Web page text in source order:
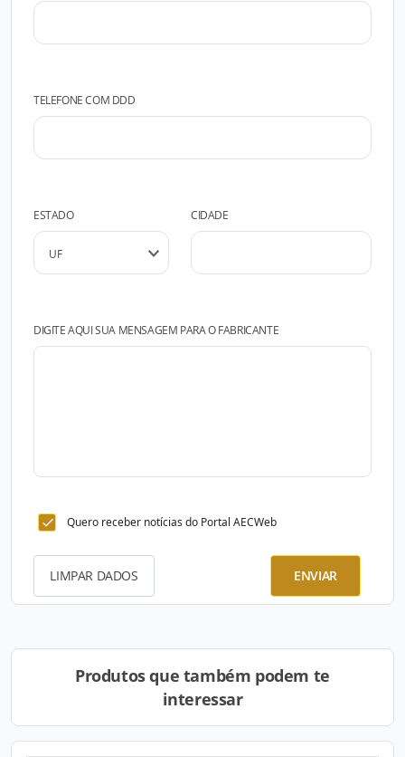
TELEFONE COM DDD
ESTADO CIDADE
DIGITE AQUI SUA MENSAGEM PARA O FABRICANTE
Quero receber notícias do Portal AECWeb
LIMPAR DADOS ENVIAR
Produtos que também podem te
interessar